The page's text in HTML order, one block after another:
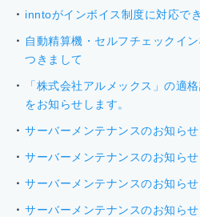
inntoがインボイス制度に対応で
自動精算機・セルフチェックイ
つきまして
「株式会社アルメックス」の適
をお知らせします。
サーバーメンテナンスのお知らせ
サーバーメンテナンスのお知らせ
サーバーメンテナンスのお知らせ
サーバーメンテナンスのお知らせ